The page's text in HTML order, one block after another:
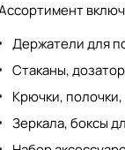
Держатели для
Стаканы,
Крючки,
Зеркала, боксы